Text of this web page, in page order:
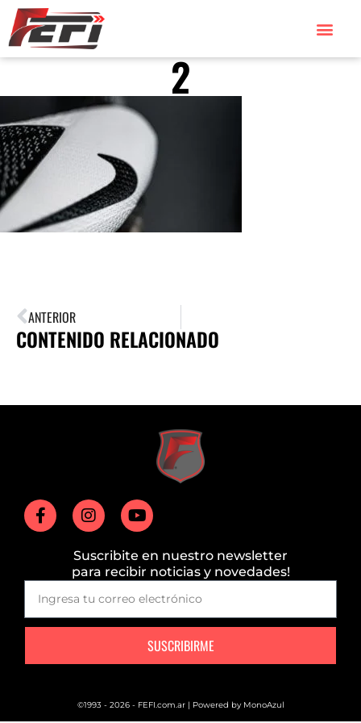
2
ANTERIOR
CONTENIDO RELACIONADO
Suscribite en nuestro newsletter
para recibir noticias y novedades!
SUSCRIBIRME
©1993 - 2026 - FEFI.com.ar | Powered by MonoAzul